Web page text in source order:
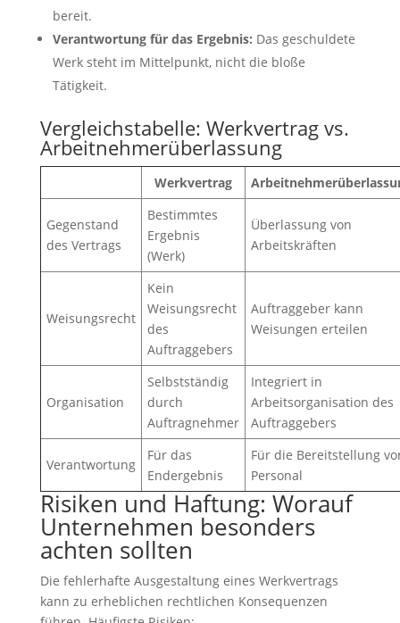
bereit.
Verantwortung für das Ergebnis: Das geschuldete
Werk steht im Mittelpunkt, nicht die bloße
Tätigkeit.
Vergleichstabelle: Werkvertrag vs.
Arbeitnehmerüberlassung
Werkvertrag
Gegenstand
des Vertrags
Bestimmtes
Ergebnis
(Werk)
Überlassung von
Arbeitskräften
Weisungsrecht
Kein
Weisungsrecht
des
Auftraggebers
Auftraggeber kann
Weisungen erteilen
Organisation
Selbstständig
durch
Auftragnehmer
Integriert in
Arbeitsorganisation des
Auftraggebers
Verantwortung
Für das
Endergebnis
Für die Bereitstellung
Personal
Risiken und Haftung: Worauf
Unternehmen besonders
achten sollten
Die fehlerhafte Ausgestaltung eines Werkvertrags
kann zu erheblichen rechtlichen Konsequenzen